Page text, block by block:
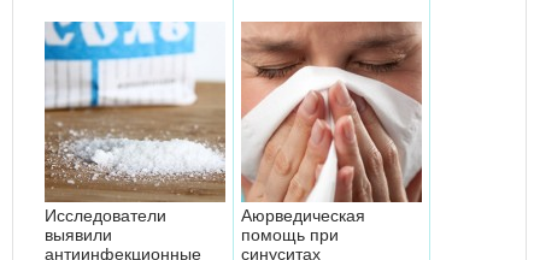
Исследователи
выявили
антиинфекционные
Аюрведическая
помощь при
синуситах